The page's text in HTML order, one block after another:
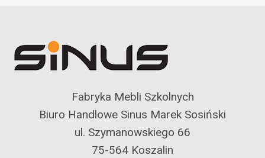
Fabryka Mebli Szkolnych
Biuro Handlowe Sinus Marek Sosiński
ul. Szymanowskiego 66
75-564 Koszalin